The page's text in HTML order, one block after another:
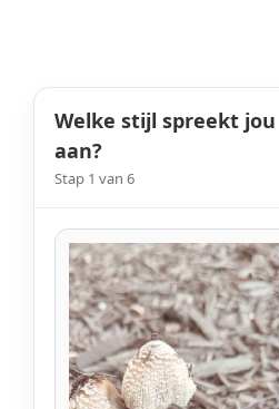
Welke stijl spreekt jou
aan?
Stap 1 van 6